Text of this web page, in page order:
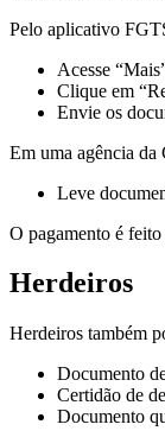
Pelo aplicativo
Acesse
Clique em
Envie os
Em uma agência da
Leve
O pagamento é
Herdeiros
Herdeiros também
Documento
Certidão de
Documento